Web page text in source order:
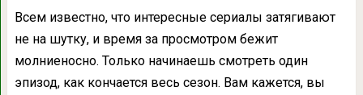
Всем известно, что интересные сериалы затягивают
не на шутку, и время за просмотром бежит
молниеносно. Только начинаешь смотреть один
эпизод, как кончается весь сезон. Вам кажется, вы